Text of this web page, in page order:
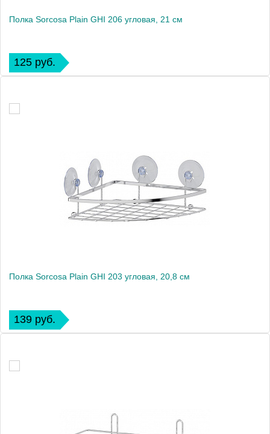
Полка Sorcosa Plain GHI 206 угловая, 21 см
125 руб.
Полка Sorcosa Plain GHI 203 угловая, 20,8 см
139 руб.